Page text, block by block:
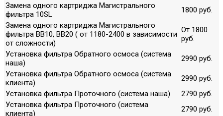
Замена одного картриджа Магистрального
фильтра 10SL
1800 руб.
Замена одного картриджа Магистрального
фильтра ВВ10, ВВ20 ( от 1180-2400 в зависимости
от сложности)
От 1800
руб.
Установка фильтра Обратного осмоса (система
наша)
2990 руб.
Установка фильтра Обратного осмоса (система
клиента)
2990 руб.
Установка фильтра Проточного (система наша)
2790 руб.
Установка фильтра Проточного (система
клиента)
2790 руб.